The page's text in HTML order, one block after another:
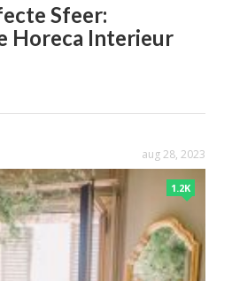
Sfeer:
Horeca Interieur
aug 28, 2023
1.2K